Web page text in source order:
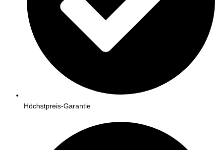
Höchstpreis-Garantie